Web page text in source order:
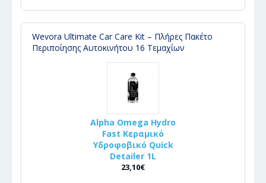
Wevora Ultimate Car Care Kit – Πλήρες Πακέτο
Περιποίησης Αυτοκινήτου 16 Τεμαχίων
Alpha Omega Hydro
Fast Κεραμικό
Υδροφοβικό Quick
Detailer 1L
23,10€